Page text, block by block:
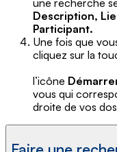
Description,
Participant.
Une fois que
cliquez sur la
l’icône
vous qui
droite de vos